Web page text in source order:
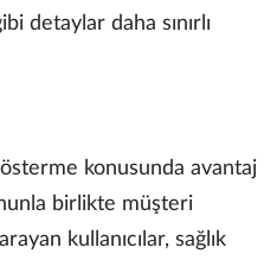
detaylar daha sınırlı
konusunda avantaj
birlikte müşteri
kullanıcılar, sağlık